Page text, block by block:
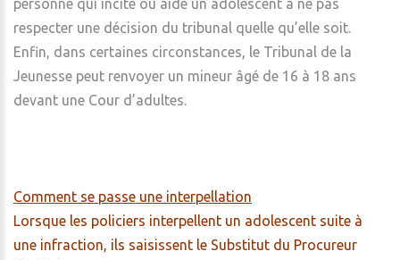
personne qui incite ou aide un adolescent à ne pas
respecter une décision du tribunal quelle qu’elle soit.
Enfin, dans certaines circonstances, le Tribunal de la
Jeunesse peut renvoyer un mineur âgé de 16 à 18 ans
devant une Cour d’adultes.
Comment se passe une interpellation
Lorsque les policiers interpellent un adolescent suite à
une infraction, ils saisissent le Substitut du Procureur